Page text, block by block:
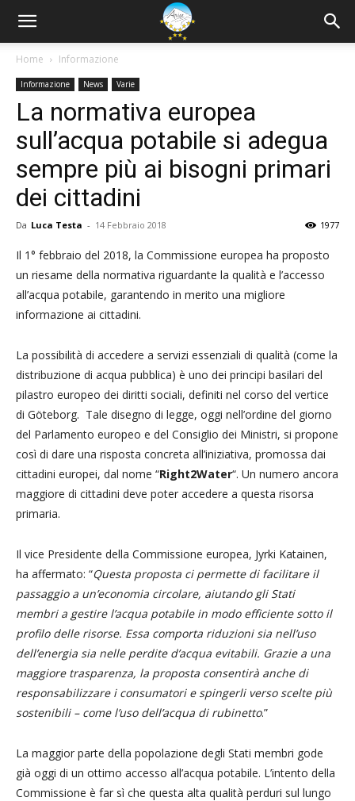
Home Informazione
Informazione News Varie
La normativa europea
sull’acqua potabile si adegua
sempre più ai bisogni primari
dei cittadini
Da Luca Testa - 14 Febbraio 2018 1977
Il 1° febbraio del 2018, la Commissione europea ha proposto
un riesame della normativa riguardante la qualità e l’accesso
all’acqua potabile, garantendo in merito una migliore
informazione ai cittadini.
La possibilità di accedere a servizi essenziali di qualità (come la
distribuzione di acqua pubblica) è uno dei principi basilari del
pilastro europeo dei diritti sociali, definiti nel corso del vertice
di Göteborg. Tale disegno di legge, oggi nell’ordine del giorno
del Parlamento europeo e del Consiglio dei Ministri, si propone
così di dare una risposta concreta all’iniziativa, promossa dai
cittadini europei, dal nome “Right2Water“. Un numero ancora
maggiore di cittadini deve poter accedere a questa risorsa
primaria.
Il vice Presidente della Commissione europea, Jyrki Katainen,
ha affermato: “Questa proposta ci permette di facilitare il
passaggio a un’economia circolare, aiutando gli Stati
membri a gestire l’acqua potabile in modo efficiente sotto il
profilo delle risorse. Essa comporta riduzioni sia nell’uso
dell’energia sia nelle perdite d’acqua evitabili. Grazie a una
maggiore trasparenza, la proposta consentirà anche di
responsabilizzare i consumatori e spingerli verso scelte più
sostenibili – come l’uso dell’acqua di rubinetto.”
La maggior parte della popolazione degli Stati membri gode
già oggi di un ottimo accesso all’acqua potabile. L’intento della
Commissione è far sì che questa alta qualità perduri sul lungo